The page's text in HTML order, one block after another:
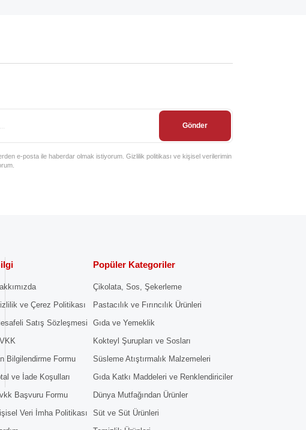
Gönder
e-posta ile haberdar olmak istiyorum. Gizlilik politikası ve kişisel verilerimin
ve Çerez Politikası
Satış Sözleşmesi
Bilgilendirme Formu
ve İade Koşulları
Başvuru Formu
Veri İmha Politikası
Popüler Kategoriler
Çikolata, Sos, Şekerleme
Pastacılık ve Fırıncılık Ürünleri
Gıda ve Yemeklik
Kokteyl Şurupları ve Sosları
Süsleme Atıştırmalık Malzemeleri
Gıda Katkı Maddeleri ve Renklendiriciler
Dünya Mutfağından Ürünler
Süt ve Süt Ürünleri